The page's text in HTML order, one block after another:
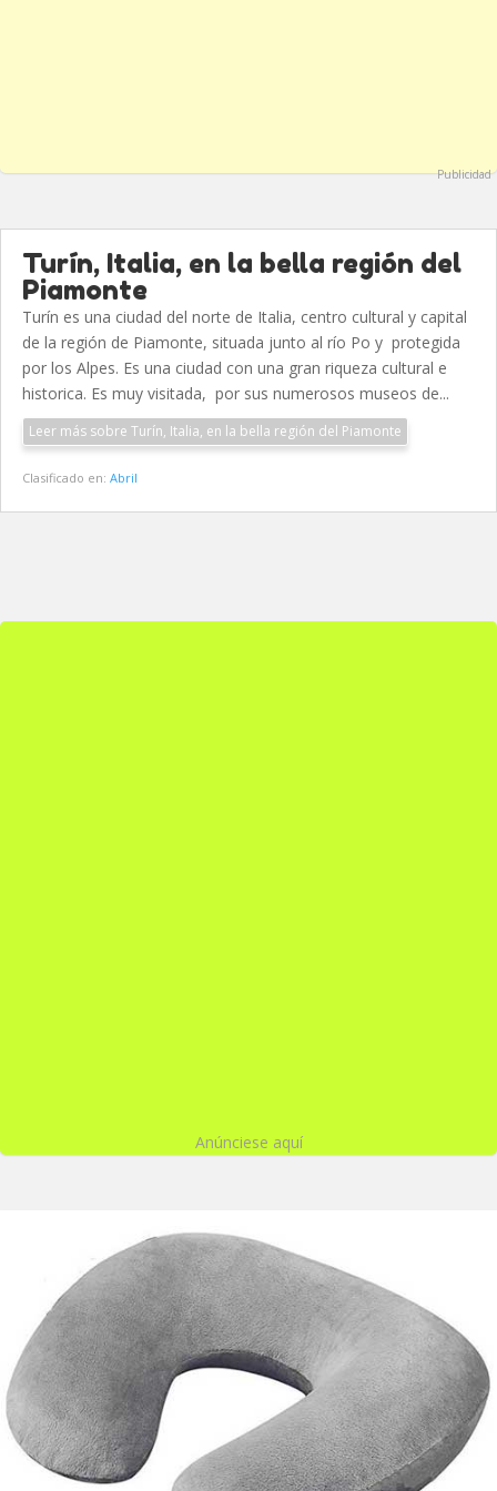
Publicidad
Turín, Italia, en la bella región del
Piamonte
Turín es una ciudad del norte de Italia, centro cultural y capital
de la región de Piamonte, situada junto al río Po y protegida
por los Alpes. Es una ciudad con una gran riqueza cultural e
historica. Es muy visitada, por sus numerosos museos de...
Leer más sobre Turín, Italia, en la bella región del Piamonte
Clasificado en: Abril
Anúnciese aquí